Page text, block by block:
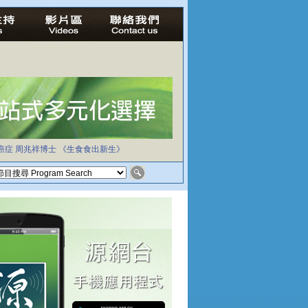
症 周兆祥博士 《生食食出新生》